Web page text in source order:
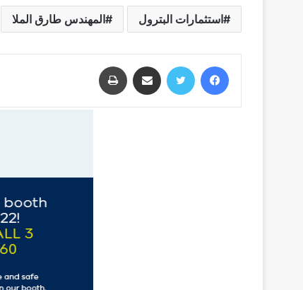
استثمارات البترول المهندس طارق الملا
فيسبوك تويتر مشاركة عبر البريد